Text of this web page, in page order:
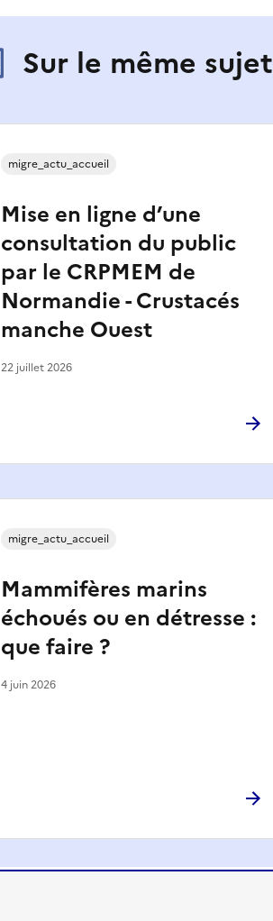
Sur le même sujet
Mise en ligne d’une
consultation du public
par le CRPMEM de
Normandie - Crustacés
manche Ouest
migre_actu_accueil
22 juillet 2026
Mammifères marins
échoués ou en détresse :
que faire ?
migre_actu_accueil
4 juin 2026